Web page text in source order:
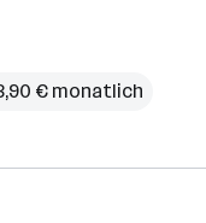
€ monatlich